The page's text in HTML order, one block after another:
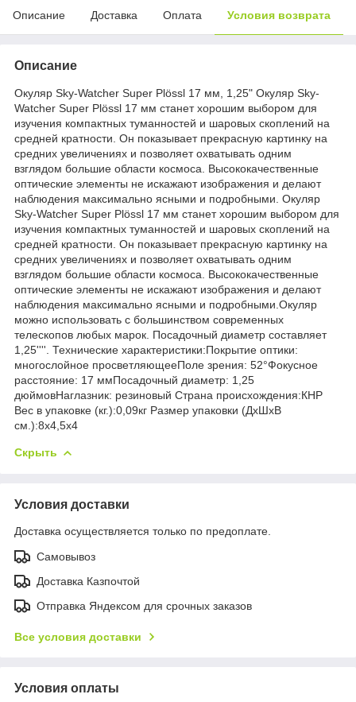
Описание Доставка Оплата Условия возврата
Описание
Окуляр Sky-Watcher Super Plössl 17 мм, 1,25" Окуляр Sky-
Watcher Super Plössl 17 мм станет хорошим выбором для
изучения компактных туманностей и шаровых скоплений на
средней кратности. Он показывает прекрасную картинку на
средних увеличениях и позволяет охватывать одним
взглядом большие области космоса. Высококачественные
оптические элементы не искажают изображения и делают
наблюдения максимально ясными и подробными. Окуляр
Sky-Watcher Super Plössl 17 мм станет хорошим выбором для
изучения компактных туманностей и шаровых скоплений на
средней кратности. Он показывает прекрасную картинку на
средних увеличениях и позволяет охватывать одним
взглядом большие области космоса. Высококачественные
оптические элементы не искажают изображения и делают
наблюдения максимально ясными и подробными.Окуляр
можно использовать с большинством современных
телескопов любых марок. Посадочный диаметр составляет
1,25''''. Технические характеристики:Покрытие оптики:
многослойное просветляющееПоле зрения: 52°Фокусное
расстояние: 17 ммПосадочный диаметр: 1,25
дюймовНаглазник: резиновый Страна происхождения:КНР
Вес в упаковке (кг.):0,09кг Размер упаковки (ДхШхВ
см.):8x4,5x4
Скрыть
Условия доставки
Доставка осуществляется только по предоплате.
Самовывоз
Доставка Казпочтой
Отправка Яндексом для срочных заказов
Все условия доставки
Условия оплаты